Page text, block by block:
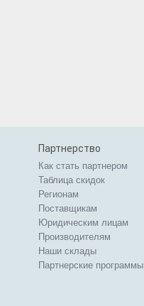
Партнерство
Как стать партнером
Таблица скидок
Регионам
Поставщикам
Юридическим лицам
Производителям
Наши склады
Партнерские программы